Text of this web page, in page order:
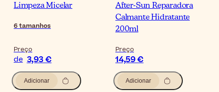
Limpeza Micelar
6tamanhos
Preço
de 3,93 €
Adicionar
After-Sun Reparadora
Calmante Hidratante
200ml
Preço
14,59 €
Adicionar